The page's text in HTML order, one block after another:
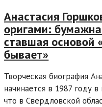
Анастасия
оригами:
ставшая основой
бывает»
Творческая биография
начинается в 1987 году
что в Свердловской